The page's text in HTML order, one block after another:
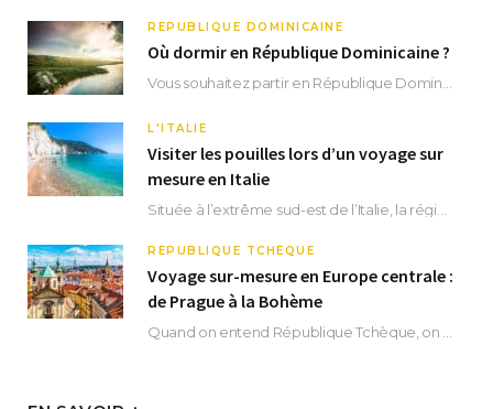
RÉPUBLIQUE DOMINICAINE
Où dormir en République Dominicaine ?
Vous souhaitez partir en République Dominicaine et vous ne savez pas où dormir ? Située aux…
L'ITALIE
Visiter les pouilles lors d’un voyage sur
mesure en Italie
Située à l’extrême sud-est de l’Italie, la région des Pouilles promet un séjour fascinant, à…
RÉPUBLIQUE TCHÈQUE
Voyage sur-mesure en Europe centrale :
de Prague à la Bohème
Quand on entend République Tchèque, on pense immédiatement à sa capitale Prague. Si cette superbe…